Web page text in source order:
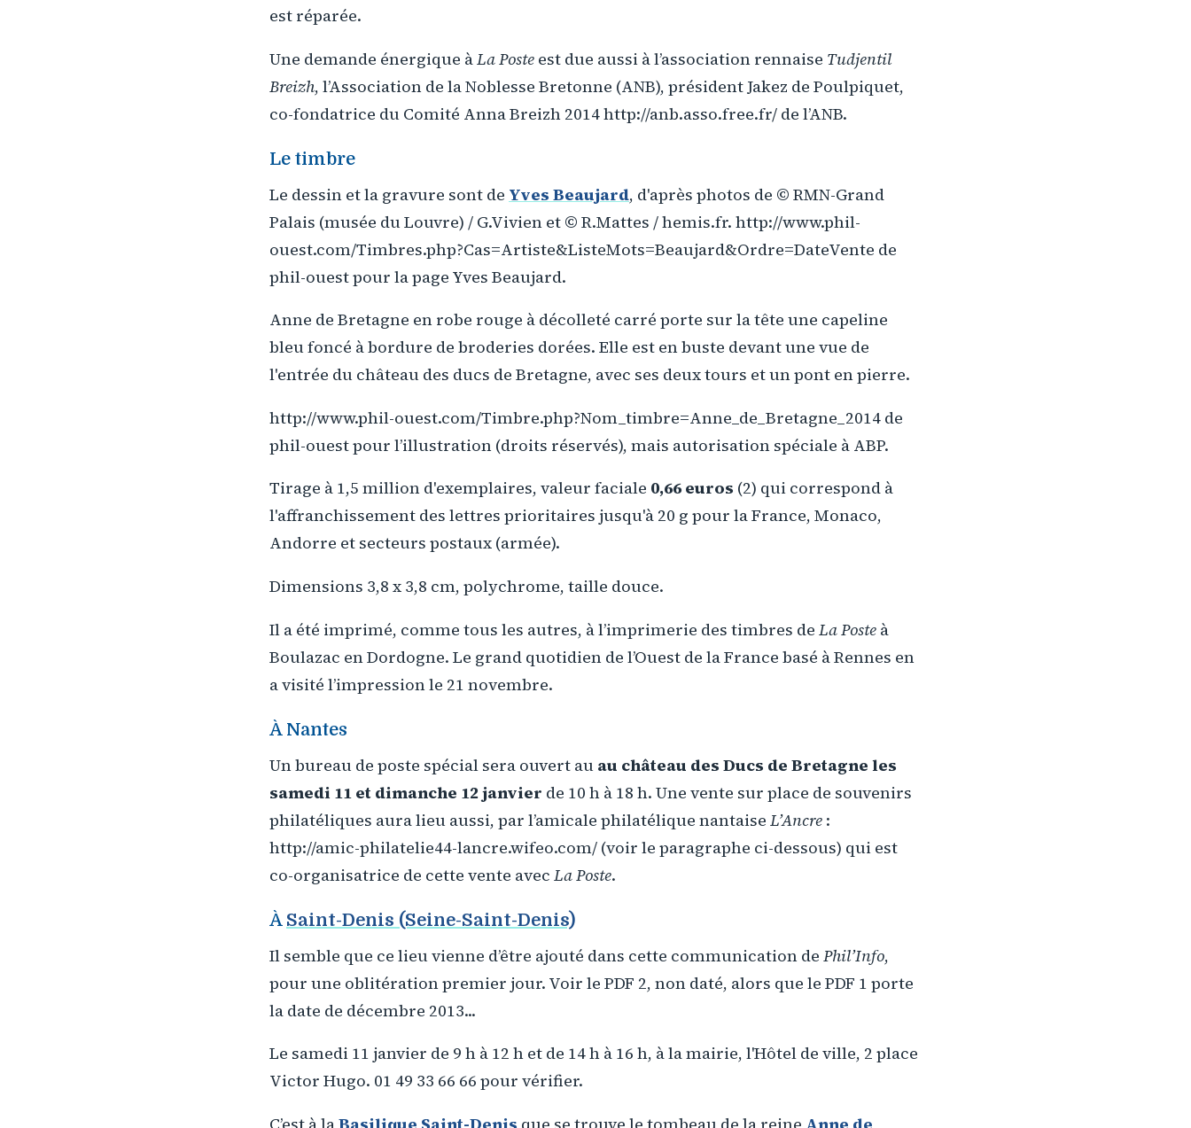
est réparée.
Une demande énergique àLa Poste est due aussi à l’association rennaise Tudjentil
Breizh, l’Association de la Noblesse Bretonne (ANB), président Jakez de Poulpiquet,
co-fondatrice du Comité Anna Breizh 2014 http://anb.asso.free.fr/ de l’ANB.
Le timbre
Le dessin et la gravure sont de Yves Beaujard, d'après photos de © RMN-Grand
Palais (musée du Louvre) / G.Vivien et © R.Mattes / hemis.fr. http://www.phil-
ouest.com/Timbres.php?Cas=Artiste&ListeMots=Beaujard&Ordre=DateVente de
phil-ouest pour la page Yves Beaujard.
Anne de Bretagne en robe rouge à décolleté carré porte sur la tête une capeline
bleu foncé à bordure de broderies dorées. Elle est en buste devant une vue de
l'entrée du château des ducs de Bretagne, avec ses deux tours et un pont en pierre.
http://www.phil-ouest.com/Timbre.php?Nom_timbre=Anne_de_Bretagne_2014 de
phil-ouest pour l’illustration (droits réservés), mais autorisation spéciale à ABP.
Tirage à 1,5 million d'exemplaires, valeur faciale 0,66 euros (2) qui correspond à
l'affranchissement des lettres prioritaires jusqu'à 20 g pour la France, Monaco,
Andorre et secteurs postaux (armée).
Dimensions 3,8 x 3,8 cm, polychrome, taille douce.
Il a été imprimé, comme tous les autres, à l’imprimerie des timbres de La Poste à
Boulazac en Dordogne. Le grand quotidien de l’Ouest de la France basé à Rennes en
a visité l’impression le 21 novembre.
À Nantes
Un bureau de poste spécial sera ouvert au au château des Ducs de Bretagne les
samedi 11 et dimanche 12 janvier de 10 h à 18 h. Une vente sur place de souvenirs
philatéliques aura lieu aussi, par l’amicale philatélique nantaise L’Ancre :
http://amic-philatelie44-lancre.wifeo.com/ (voir le paragraphe ci-dessous) qui est
co-organisatrice de cette vente avec La Poste.
À Saint-Denis (Seine-Saint-Denis)
Il semble que ce lieu vienne d’être ajouté dans cette communication de Phil’Info,
pour une oblitération premier jour. Voir le PDF 2, non daté, alors que le PDF 1 porte
la date de décembre 2013...
Le samedi 11 janvier de 9 h à 12 h et de 14 h à 16 h, à la mairie, l'Hôtel de ville, 2 place
Victor Hugo. 01 49 33 66 66 pour vérifier.